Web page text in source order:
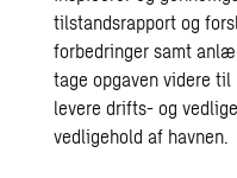
tilstandsrapport og
forbedringer samt
tage opgaven videre
levere drifts- og
vedligehold af havnen.